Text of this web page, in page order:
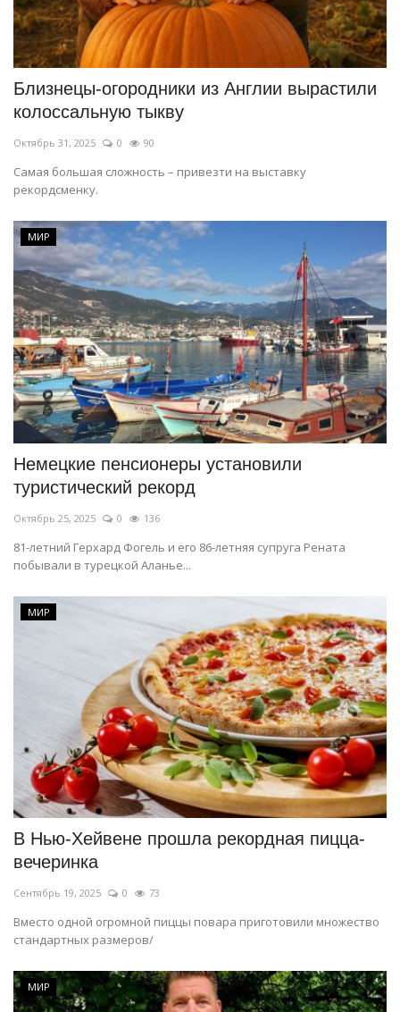
Близнецы-огородники из Англии вырастили
колоссальную тыкву
Октябрь 31, 2025 0 90
Самая большая сложность – привезти на выставку
рекордсменку.
МИР
Немецкие пенсионеры установили
туристический рекорд
Октябрь 25, 2025 0 136
81-летний Герхард Фогель и его 86-летняя супруга Рената
побывали в турецкой Аланье...
МИР
В Нью-Хейвене прошла рекордная пицца-
вечеринка
Сентябрь 19, 2025 0 73
Вместо одной огромной пиццы повара приготовили множество
стандартных размеров/
МИР